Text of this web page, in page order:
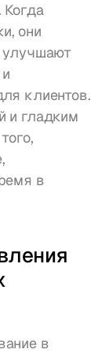
Когда
они
улучшают
клиентов.
и гладким
в
в